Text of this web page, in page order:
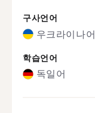
구사언어
우크라이나어
학습언어
독일어